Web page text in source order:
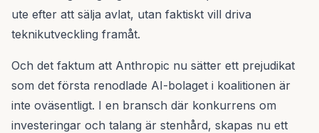
ute efter att sälja avlat, utan faktiskt vill driva
teknikutveckling framåt.
Och det faktum att Anthropic nu sätter ett prejudikat
som det första renodlade AI-bolaget i koalitionen är
inte oväsentligt. I en bransch där konkurrens om
investeringar och talang är stenhård, skapas nu ett